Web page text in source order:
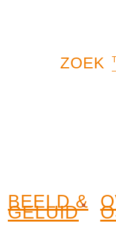
BEELD &
GELUID